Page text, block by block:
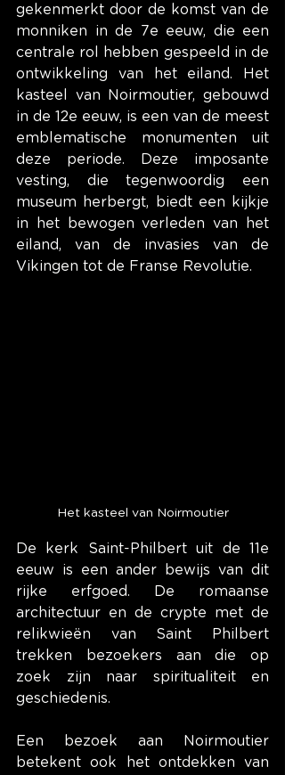
gekenmerkt door de komst van de
monniken in de 7e eeuw, die een
centrale rol hebben gespeeld in de
ontwikkeling van het eiland. Het
kasteel van Noirmoutier, gebouwd
in de 12e eeuw, is een van de meest
emblematische monumenten uit
deze periode. Deze imposante
vesting, die tegenwoordig een
museum herbergt, biedt een kijkje
in het bewogen verleden van het
eiland, van de invasies van de
Vikingen tot de Franse Revolutie.
Het kasteel van Noirmoutier
De kerk Saint-Philbert uit de 11e
eeuw is een ander bewijs van dit
rijke erfgoed. De romaanse
architectuur en de crypte met de
relikwieën van Saint Philbert
trekken bezoekers aan die op
zoek zijn naar spiritualiteit en
geschiedenis.
Een bezoek aan Noirmoutier
betekent ook het ontdekken van